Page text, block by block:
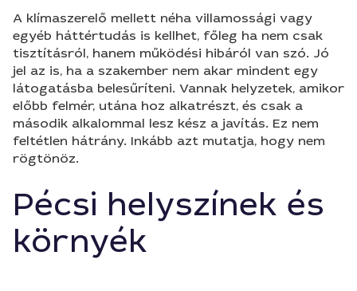
A klímaszerelő mellett néha villamossági vagy
egyéb háttértudás is kellhet, főleg ha nem csak
tisztításról, hanem működési hibáról van szó. Jó
jel az is, ha a szakember nem akar mindent egy
látogatásba belesűríteni. Vannak helyzetek, amikor
előbb felmér, utána hoz alkatrészt, és csak a
második alkalommal lesz kész a javítás. Ez nem
feltétlen hátrány. Inkább azt mutatja, hogy nem
rögtönöz.
Pécsi helyszínek és
környék